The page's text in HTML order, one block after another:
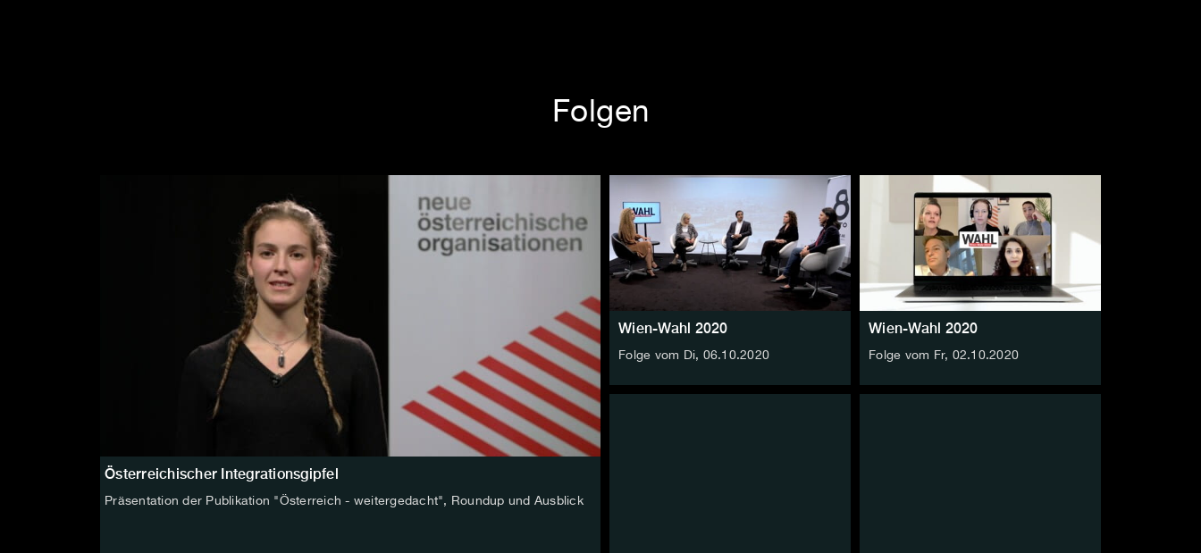
Folgen
Österreichischer Integrationsgipfel
Präsentation der Publikation "Österreich - weitergedacht", Roundup und Ausblick
Wien-Wahl 2020
Folge vom Di, 06.10.2020
Wien-Wahl 2020
Folge vom Fr, 02.10.2020